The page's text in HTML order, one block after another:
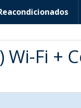
Fi +